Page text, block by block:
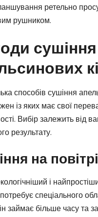
ретельно
рушником.
сушіння
способів сушіння
із яких має свої
Вибір залежить від
результату.
на повітрі
і
спеціального
займає більше часу та